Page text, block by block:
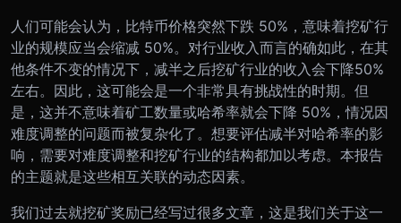
人们可能会认为，比特币价格突然下跌 50%，意味着挖矿行
业的规模应当会缩减 50%。对行业收入而言的确如此，在其
他条件不变的情况下，减半之后挖矿行业的收入会下降50%
左右。因此，这可能会是一个非常具有挑战性的时期。但
是，这并不意味着矿工数量或哈希率就会下降 50%，情况因
难度调整的问题而被复杂化了。想要评估减半对哈希率的影
响，需要对难度调整和挖矿行业的结构都加以考虑。本报告
的主题就是这些相互关联的动态因素。
我们过去就挖矿奖励已经写过很多文章，这是我们关于这一